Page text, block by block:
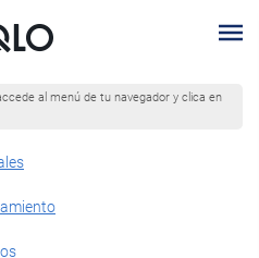
al menú de tu navegador y clica en